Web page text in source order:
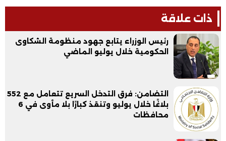
ذات علاقة
رئيس الوزراء يتابع جهود منظومة الشكاوى
الحكومية خلال يوليو الماضي
التضامن: فرق التدخل السريع تتعامل مع 552
بلاغًا خلال يوليو وتنقذ كبارًا بلا مأوى في 6
محافظات